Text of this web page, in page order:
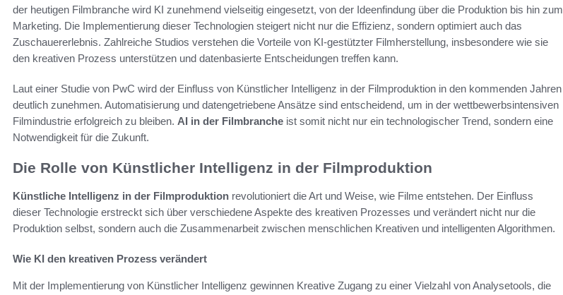
der heutigen Filmbranche wird KI zunehmend vielseitig eingesetzt, von der Ideenfindung über die Produktion bis hin zum
Marketing. Die Implementierung dieser Technologien steigert nicht nur die Effizienz, sondern optimiert auch das
Zuschauererlebnis. Zahlreiche Studios verstehen die Vorteile von KI-gestützter Filmherstellung, insbesondere wie sie
den kreativen Prozess unterstützen und datenbasierte Entscheidungen treffen kann.
Laut einer Studie von PwC wird der Einfluss von Künstlicher Intelligenz in der Filmproduktion in den kommenden Jahren
deutlich zunehmen. Automatisierung und datengetriebene Ansätze sind entscheidend, um in der wettbewerbsintensiven
Filmindustrie erfolgreich zu bleiben. AI in der Filmbranche ist somit nicht nur ein technologischer Trend, sondern eine
Notwendigkeit für die Zukunft.
Die Rolle von Künstlicher Intelligenz in der Filmproduktion
Künstliche Intelligenz in der Filmproduktion revolutioniert die Art und Weise, wie Filme entstehen. Der Einfluss
dieser Technologie erstreckt sich über verschiedene Aspekte des kreativen Prozesses und verändert nicht nur die
Produktion selbst, sondern auch die Zusammenarbeit zwischen menschlichen Kreativen und intelligenten Algorithmen.
Wie KI den kreativen Prozess verändert
Mit der Implementierung von Künstlicher Intelligenz gewinnen Kreative Zugang zu einer Vielzahl von Analysetools, die